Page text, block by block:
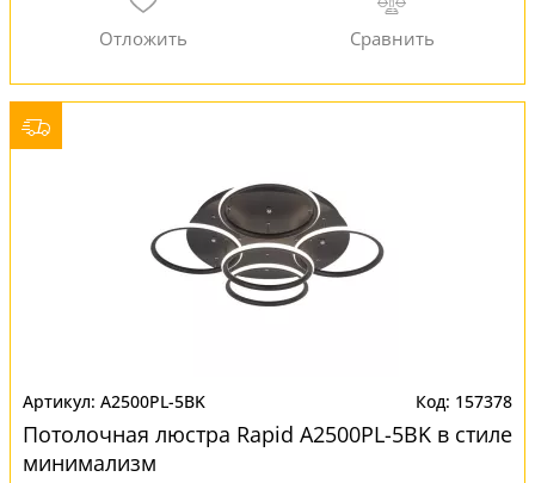
A2500PL-5BK 157378
Потолочная люстра Rapid A2500PL-5BK в стиле
минимализм